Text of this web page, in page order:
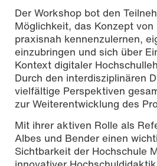
Der Workshop bot den
Möglichkeit, das Konzept von
praxisnah kennenzulernen,
einzubringen und sich über
Kontext digitaler
Durch den interdisziplinären
vielfältige Perspektiven
zur Weiterentwicklung des
Mit ihrer aktiven Rolle als
Albes und Bender einen
Sichtbarkeit der Hochschule